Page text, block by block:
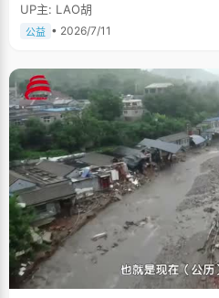
UP主: LAO胡
公益 • 2026/7/11